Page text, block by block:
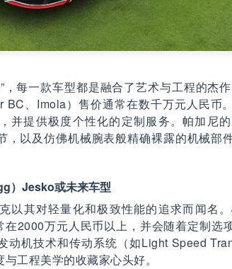
，每一款车型都是融合了艺术与工程的杰
BC、Imola）售价通常在数千万元人民币
并提供极度个性化的定制服务。帕加尼
，以及仿佛机械腕表般精确裸露的机械部
）Jesko或未来车型
以其对轻量化和极致性能的追求而闻名
2000万元人民币以上，并会随着定制选
动机技术和传动系统（如Light Speed
工程美学的收藏家心头好。